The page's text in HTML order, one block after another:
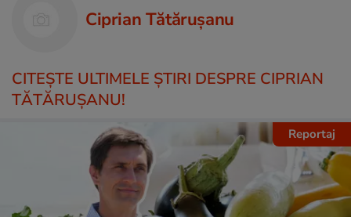
Ciprian Tătăruşanu
CITEŞTE ULTIMELE ŞTIRI DESPRE CIPRIAN
TĂTĂRUŞANU!
Reportaj